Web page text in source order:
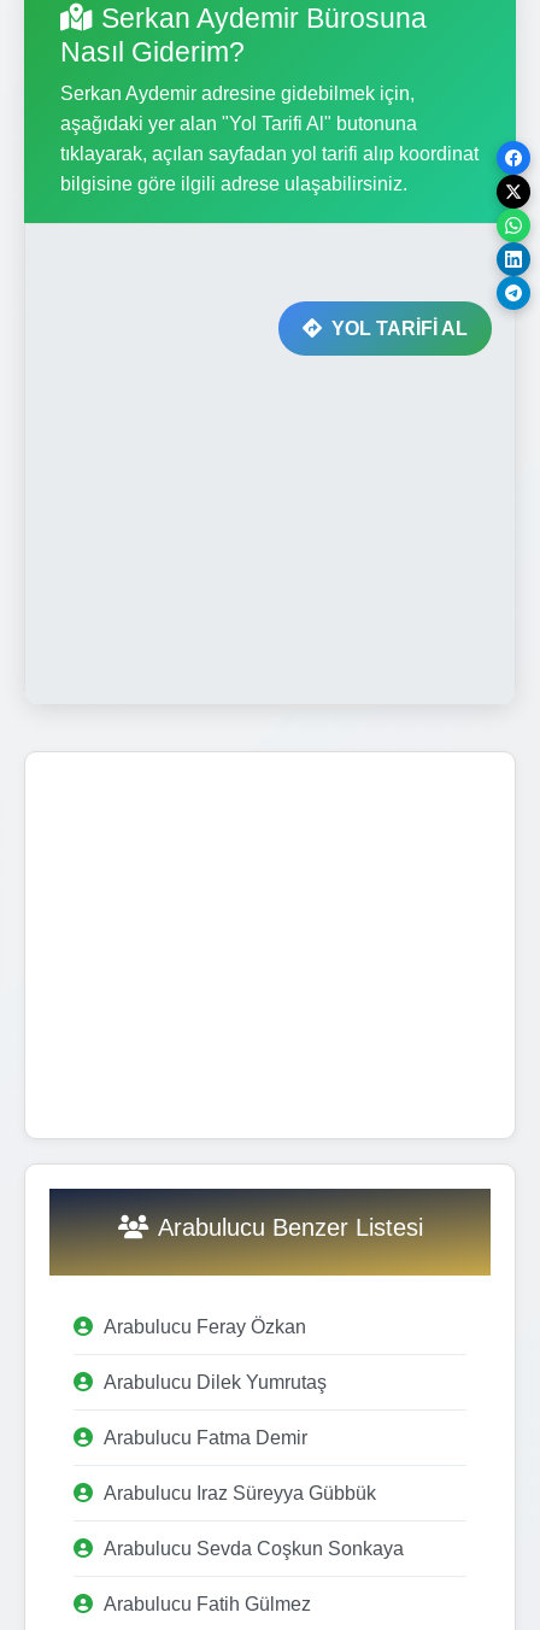
Serkan Aydemir Bürosuna
Nasıl Giderim?
Serkan Aydemir adresine gidebilmek için,
aşağıdaki yer alan "Yol Tarifi Al" butonuna
tıklayarak, açılan sayfadan yol tarifi alıp koordinat
bilgisine göre ilgili adrese ulaşabilirsiniz.
YOL TARİFİ AL
Arabulucu Benzer Listesi
Arabulucu Feray Özkan
Arabulucu Dilek Yumrutaş
Arabulucu Fatma Demir
Arabulucu Iraz Süreyya Gübbük
Arabulucu Sevda Coşkun Sonkaya
Arabulucu Fatih Gülmez